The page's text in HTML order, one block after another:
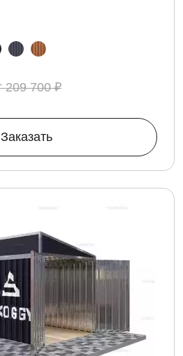
209 700 ₽
Заказать